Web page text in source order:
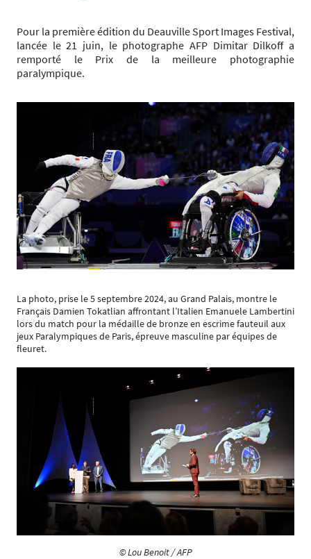
Pour la première édition du Deauville Sport Images Festival,
lancée le 21 juin, le photographe AFP Dimitar Dilkoff a
remporté le Prix de la meilleure photographie
paralympique.
La photo, prise le 5 septembre 2024, au Grand Palais, montre le
Français Damien Tokatlian affrontant l’Italien Emanuele Lambertini
lors du match pour la médaille de bronze en escrime fauteuil aux
jeux Paralympiques de Paris, épreuve masculine par équipes de
fleuret.
© Lou Benoit / AFP